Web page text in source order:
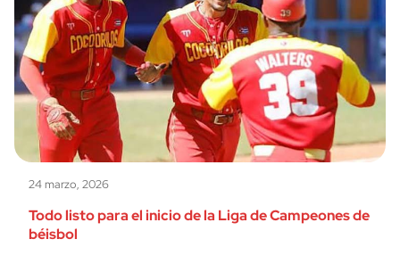
24 marzo, 2026
Todo listo para el inicio de la Liga de Campeones de
béisbol